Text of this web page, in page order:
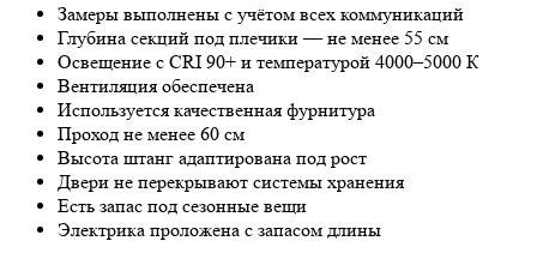
Замеры выполнены с учётом всех коммуникаций
Глубина секций под плечики — не менее 55 см
Освещение с CRI 90+ и температурой 4000–5000 К
Вентиляция обеспечена
Используется качественная фурнитура
Проход не менее 60 см
Высота штанг адаптирована под рост
Двери не перекрывают системы хранения
Есть запас под сезонные вещи
Электрика проложена с запасом длины